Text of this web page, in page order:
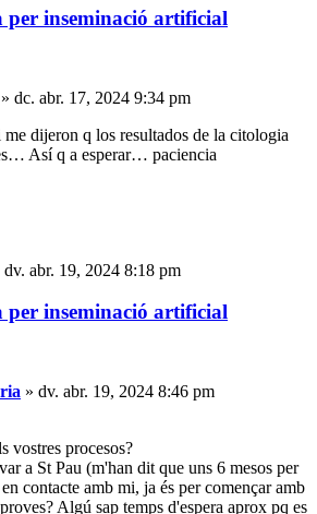
per inseminació artificial
» dc. abr. 17, 2024 9:34 pm
dijeron q los resultados de la citologia
Así q a esperar… paciencia
dv. abr. 19, 2024 8:18 pm
per inseminació artificial
» dv. abr. 19, 2024 8:46 pm
vostres procesos?
a St Pau (m'han dit que uns 6 mesos per
contacte amb mi, ja és per començar amb
Algú sap temps d'espera aprox pq es